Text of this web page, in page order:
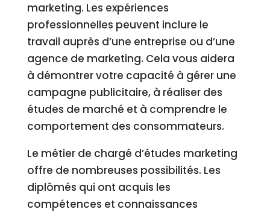
marketing. Les expériences
professionnelles peuvent inclure le
travail auprès d’une entreprise ou d’une
agence de marketing. Cela vous aidera
à démontrer votre capacité à gérer une
campagne publicitaire, à réaliser des
études de marché et à comprendre le
comportement des consommateurs.
Le métier de chargé d’études marketing
offre de nombreuses possibilités. Les
diplômés qui ont acquis les
compétences et connaissances